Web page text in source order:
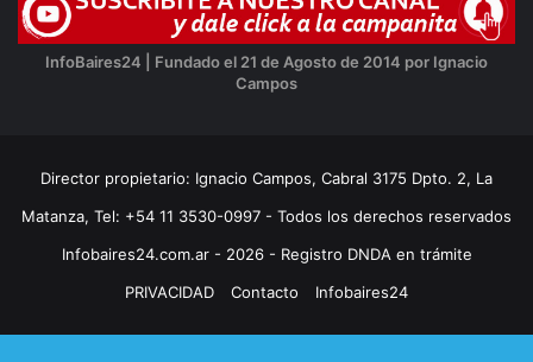
InfoBaires24 | Fundado el 21 de Agosto de 2014 por Ignacio
Campos
Director propietario: Ignacio Campos, Cabral 3175 Dpto. 2, La
Matanza, Tel: +54 11 3530-0997 - Todos los derechos reservados
Infobaires24.com.ar - 2026 - Registro DNDA en trámite
PRIVACIDAD
Contacto Infobaires24